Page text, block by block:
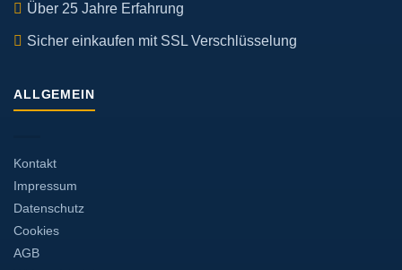
Über 25 Jahre Erfahrung
Sicher einkaufen mit SSL Verschlüsselung
ALLGEMEIN
Kontakt
Impressum
Datenschutz
Cookies
AGB